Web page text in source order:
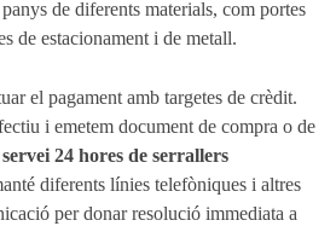
de diferents materials, com portes
de estacionament i de metall.
el pagament amb targetes de crèdit.
i emetem document de compra o de
servei 24 hores de serrallers
diferents línies telefòniques i altres
per donar resolució immediata a